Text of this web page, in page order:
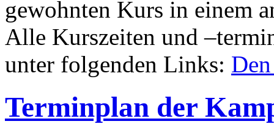
gewohnten Kurs in einem
Alle Kurszeiten und
unter folgenden Links:
Terminplan der